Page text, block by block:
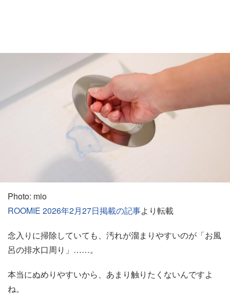
Photo: mio
ROOMIE 2026年2月27日掲載の記事より転載
念入りに掃除していても、汚れが溜まりやすいのが「お風
呂の排水口周り」……。
本当にぬめりやすいから、あまり触りたくないんですよ
ね。